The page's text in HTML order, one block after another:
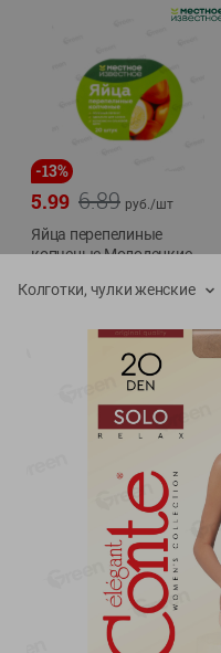
-13%
6.89
5.99 руб./шт
Яйца перепелиные
копченые Молодецкие
упак Солигорска п/ф
Показано 1-14 из 78
Каталог товаров
Специально для вас
Колготки, чулки женские